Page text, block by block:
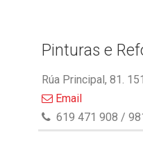
Pinturas e
Rúa Principal, 81.
Email
619 471 908 /